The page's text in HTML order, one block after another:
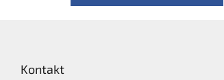
Kontakt